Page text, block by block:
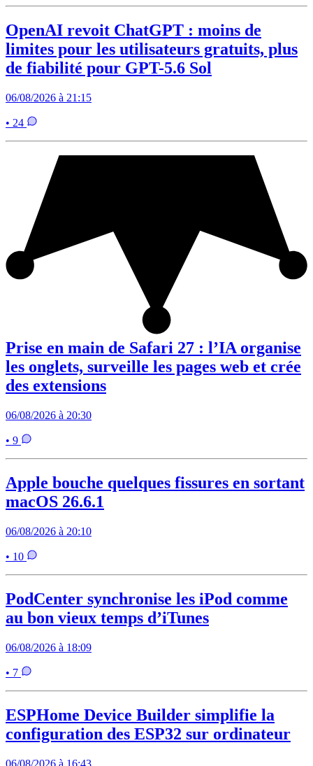
OpenAI revoit ChatGPT : moins de
limites pour les utilisateurs gratuits, plus
de fiabilité pour GPT-5.6 Sol
06/08/2026 à 21:15
• 24
Prise en main de Safari 27 : l’IA organise
les onglets, surveille les pages web et crée
des extensions
06/08/2026 à 20:30
• 9
Apple bouche quelques fissures en sortant
macOS 26.6.1
06/08/2026 à 20:10
• 10
PodCenter synchronise les iPod comme
au bon vieux temps d’iTunes
06/08/2026 à 18:09
• 7
ESPHome Device Builder simplifie la
configuration des ESP32 sur ordinateur
06/08/2026 à 16:43